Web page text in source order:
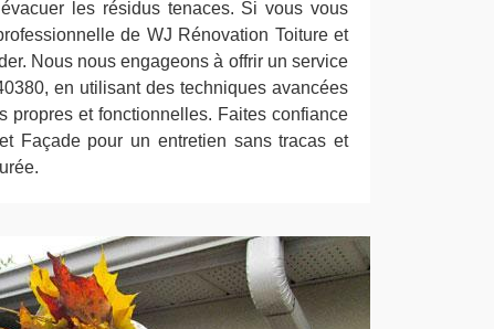
les résidus tenaces. Si vous vous
de WJ Rénovation Toiture et
Nous nous engageons à offrir un service
en utilisant des techniques avancées
propres et fonctionnelles. Faites confiance
Façade pour un entretien sans tracas et